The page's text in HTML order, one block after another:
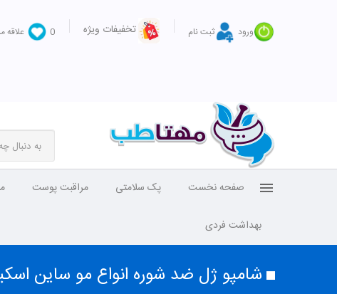
ورود ثبت نام تخفیفات ویژه 0 علاقه
صفحه نخست پک سلامتی مراقبت پوست
بهداشت فردی
شامپو ژل ضد شوره انواع مو ساین